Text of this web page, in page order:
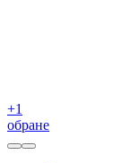
+1
обране